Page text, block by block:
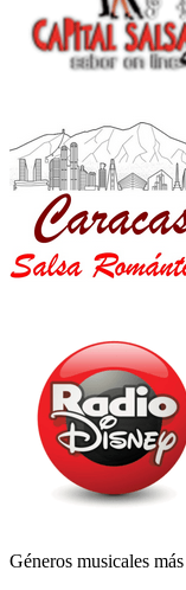
Géneros musicales